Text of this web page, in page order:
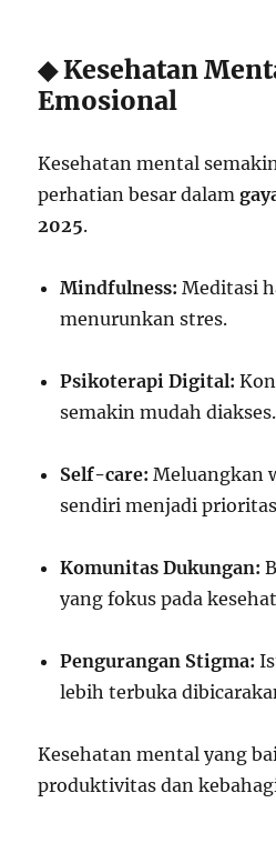
◆ Kesehatan
Emosional
Kesehatan mental
perhatian besar dalam
2025.
Mindfulness: Meditasi
menurunkan stres.
Psikoterapi Digital:
semakin mudah diakses.
Self-care: Meluangkan
sendiri menjadi
Komunitas Dukungan:
yang fokus pada
Pengurangan Stigma:
lebih terbuka
Kesehatan mental yang
produktivitas dan